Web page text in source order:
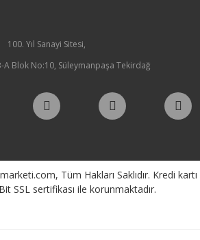
100. Yıl Sanayi Sitesi,
A Blok No:10, Süleymanpaşa Tekirdağ
Tüm Hakları Saklıdır. Kredi kartı
SSL sertifikası ile korunmaktadır.